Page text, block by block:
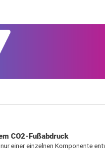
CO2-Fußabdruck
einer einzelnen Komponente